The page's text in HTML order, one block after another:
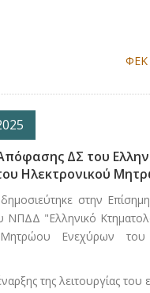
ΦΕΚ
ΔΣ του
Ηλεκτρονικού
δημοσιεύτηκε στην
"Ελληνικό
Μητρώου Ενεχύρων
της λειτουργίας